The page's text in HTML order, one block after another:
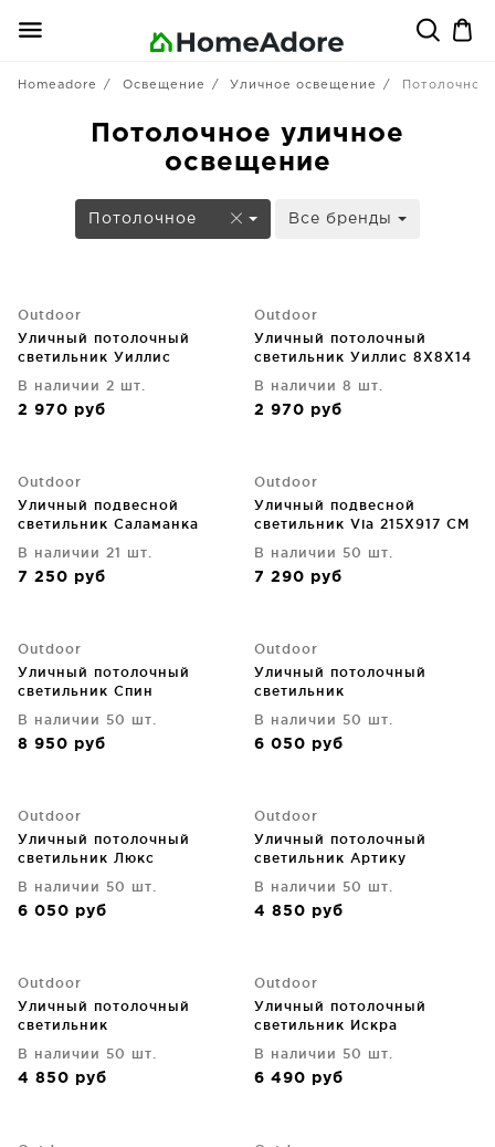
Homeadore Освещение Уличное освещение Потолочное
Потолочное уличное
освещение
Потолочное Все бренды
Outdoor
Уличный потолочный
светильник Уиллис
В наличии 2 шт.
2 970 руб
Outdoor
Уличный потолочный
светильник Уиллис 8X8X14
В наличии 8 шт.
2 970 руб
Outdoor
Уличный подвесной
светильник Саламанка
В наличии 21 шт.
7 250 руб
Outdoor
Уличный подвесной
светильник Via 215X917 CM
В наличии 50 шт.
7 290 руб
Outdoor
Уличный потолочный
светильник Спин
В наличии 50 шт.
8 950 руб
Outdoor
Уличный потолочный
светильник
В наличии 50 шт.
6 050 руб
Outdoor
Уличный потолочный
светильник Люкс
В наличии 50 шт.
6 050 руб
Outdoor
Уличный потолочный
светильник Артику
В наличии 50 шт.
4 850 руб
Outdoor
Уличный потолочный
светильник
В наличии 50 шт.
4 850 руб
Outdoor
Уличный потолочный
светильник Искра
В наличии 50 шт.
6 490 руб